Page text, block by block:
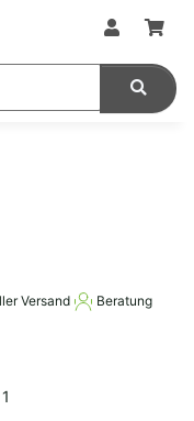
Versand Beratung